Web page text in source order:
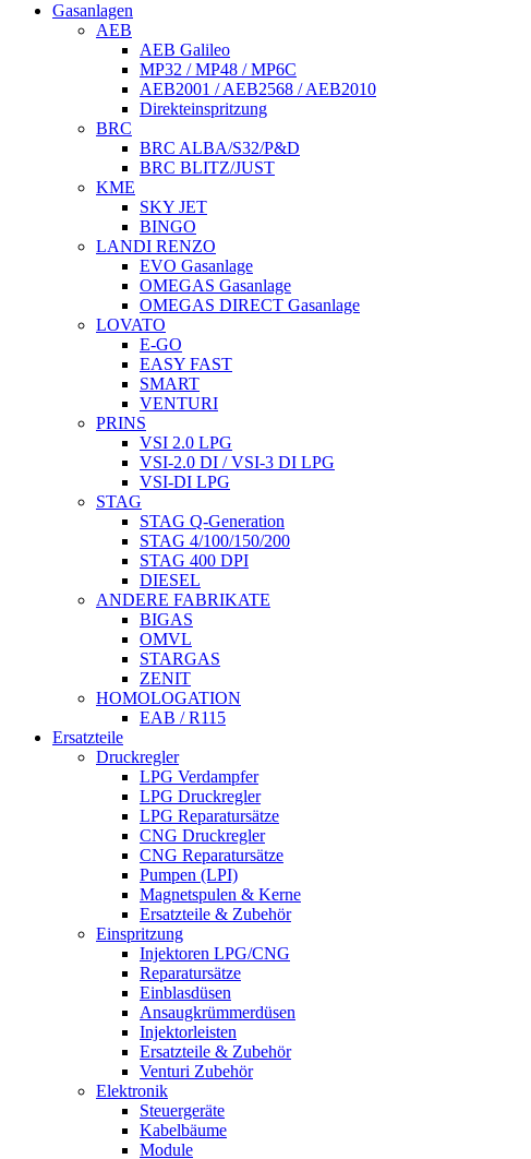
Gasanlagen
AEB
AEB Galileo
MP32 / MP48 / MP6C
AEB2001 / AEB2568 / AEB2010
Direkteinspritzung
BRC
BRC ALBA/S32/P&D
BRC BLITZ/JUST
KME
SKY JET
BINGO
LANDI RENZO
EVO Gasanlage
OMEGAS Gasanlage
OMEGAS DIRECT Gasanlage
LOVATO
E-GO
EASY FAST
SMART
VENTURI
PRINS
VSI 2.0 LPG
VSI-2.0 DI / VSI-3 DI LPG
VSI-DI LPG
STAG
STAG Q-Generation
STAG 4/100/150/200
STAG 400 DPI
DIESEL
ANDERE FABRIKATE
BIGAS
OMVL
STARGAS
ZENIT
HOMOLOGATION
EAB / R115
Ersatzteile
Druckregler
LPG Verdampfer
LPG Druckregler
LPG Reparatursätze
CNG Druckregler
CNG Reparatursätze
Pumpen (LPI)
Magnetspulen & Kerne
Ersatzteile & Zubehör
Einspritzung
Injektoren LPG/CNG
Reparatursätze
Einblasdüsen
Ansaugkrümmerdüsen
Injektorleisten
Ersatzteile & Zubehör
Venturi Zubehör
Elektronik
Steuergeräte
Kabelbäume
Module